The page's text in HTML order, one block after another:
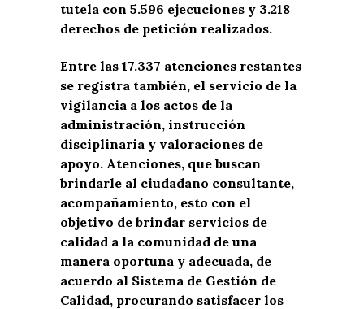
tutela con 5.596 ejecuciones y 3.218
derechos de petición realizados.
Entre las 17.337 atenciones restantes
se registra también, el servicio de la
vigilancia a los actos de la
administración, instrucción
disciplinaria y valoraciones de
apoyo. Atenciones, que buscan
brindarle al ciudadano consultante,
acompañamiento, esto con el
objetivo de brindar servicios de
calidad a la comunidad de una
manera oportuna y adecuada, de
acuerdo al Sistema de Gestión de
Calidad, procurando satisfacer los